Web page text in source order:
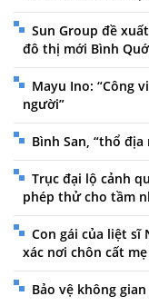
Sun Group đề
đô thị mới Bình
Mayu Ino: “Công
người”
Bình San, “thổ
Trục đại lộ cảnh
phép thử cho tầm
Con gái của liệt sĩ
xác nơi chôn cất
Bảo vệ không